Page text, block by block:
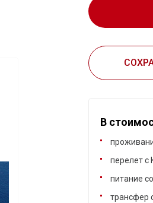
В
перелет с
питание
трансфер